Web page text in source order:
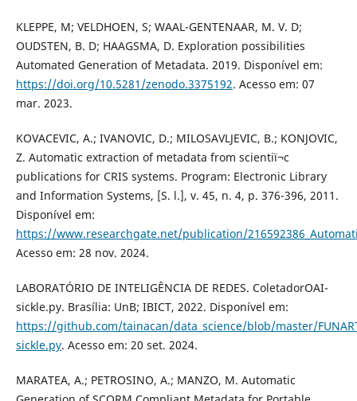
KLEPPE, M; VELDHOEN, S; WAAL-GENTENAAR, M. V. D;
OUDSTEN, B. D; HAAGSMA, D. Exploration possibilities
Automated Generation of Metadata. 2019. Disponível em:
https://doi.org/10.5281/zenodo.3375192. Acesso em: 07
mar. 2023.
KOVACEVIC, A.; IVANOVIC, D.; MILOSAVLJEVIC, B.; KONJOVIC,
Z. Automatic extraction of metadata from scientiï¬c
publications for CRIS systems. Program: Electronic Library
and Information Systems, [S. l.], v. 45, n. 4, p. 376-396, 2011.
Disponível em:
https://www.researchgate.net/publication/
Acesso em: 28 nov. 2024.
LABORATÓRIO DE INTELIGÊNCIA DE REDES. ColetadorOAI-
sickle.py. Brasília: UnB; IBICT, 2022. Disponível em:
https://github.com/tainacan/data_science/blob/master/
sickle.py. Acesso em: 20 set. 2024.
MARATEA, A.; PETROSINO, A.; MANZO, M. Automatic